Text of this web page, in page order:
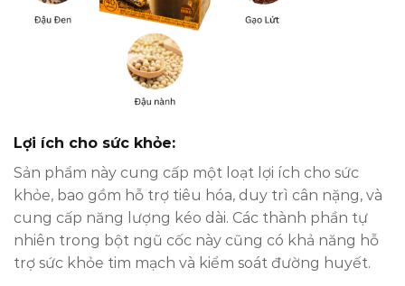
Lợi ích cho sức khỏe:
Sản phẩm này cung cấp một loạt lợi ích cho sức
khỏe, bao gồm hỗ trợ tiêu hóa, duy trì cân nặng, và
cung cấp năng lượng kéo dài. Các thành phần tự
nhiên trong bột ngũ cốc này cũng có khả năng hỗ
trợ sức khỏe tim mạch và kiểm soát đường huyết.